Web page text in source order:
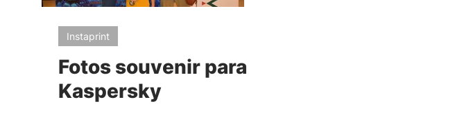
Instaprint
Fotos souvenir para
Kaspersky